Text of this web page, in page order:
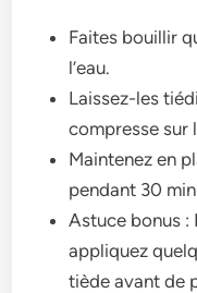
Faites bouillir
l’eau.
Laissez-les
compresse sur
Maintenez en
pendant 30
Astuce bonus :
appliquez
tiède avant de